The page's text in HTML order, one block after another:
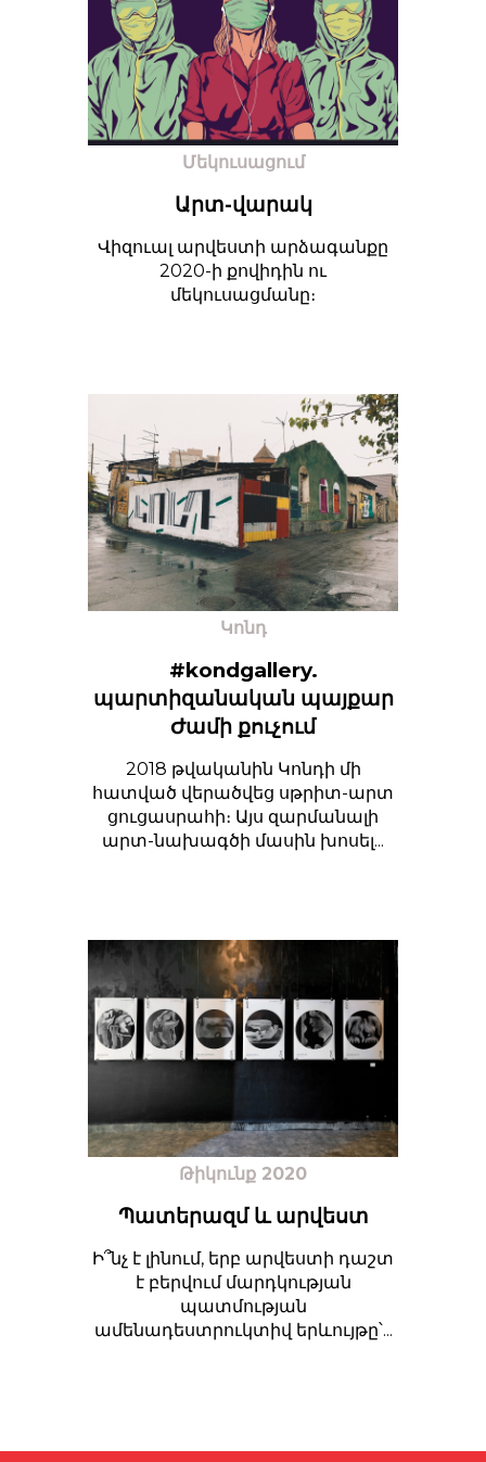
Մեկուսացում
Արտ-վարակ
Վիզուալ արվեստի արձագանքը
2020-ի քովիդին ու
մեկուսացմանը։
Կոնդ
#kondgallery.
պարտիզանական պայքար
Ժամի քուչում
2018 թվականին Կոնդի մի
հատված վերածվեց սթրիտ-արտ
ցուցասրահի։ Այս զարմանալի
արտ-նախագծի մասին խոսել...
Թիկունք 2020
Պատերազմ և արվեստ
Ի՞նչ է լինում, երբ արվեստի դաշտ
է բերվում մարդկության
պատմության
ամենադեստրուկտիվ երևույթը՝...